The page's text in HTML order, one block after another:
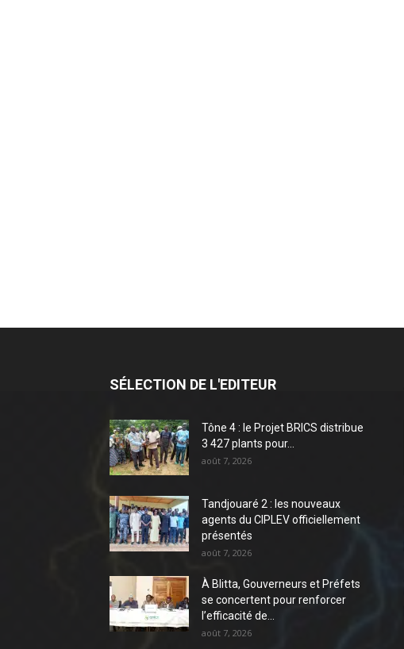
SÉLECTION DE L'EDITEUR
Tône 4 : le Projet BRICS distribue
3 427 plants pour...
août 7, 2026
Tandjouaré 2 : les nouveaux
agents du CIPLEV officiellement
présentés
août 7, 2026
À Blitta, Gouverneurs et Préfets
se concertent pour renforcer
l’efficacité de...
août 7, 2026